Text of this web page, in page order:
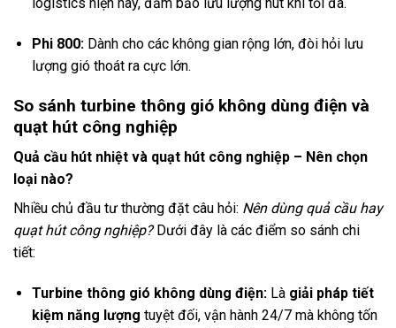
Phi 800:Dành cho các không gian rộng lớn, đòi hỏi lưu
lượng gió thoát ra cực lớn.
So sánh turbine thông gió không dùng điện và
quạt hút công nghiệp
Quả cầu hút nhiệt và quạt hút công nghiệp – Nên chọn
loại nào?
Nhiều chủ đầu tư thường đặt câu hỏi: Nên dùng quả cầu hay
quạt hút công nghiệp?Dưới đây là các điểm so sánh chi
tiết:
Turbine thông gió không dùng điện:Là giải pháp tiết
kiệm năng lượng tuyệt đối, vận hành 24/7 mà không tốn